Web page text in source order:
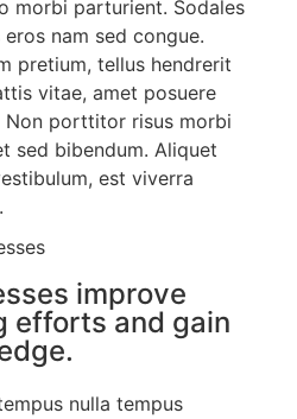
morbi parturient. Sodales
nam sed congue.
pretium, tellus hendrerit
vitae, amet posuere
porttitor risus morbi
sed bibendum. Aliquet
est viverra
improve
efforts and gain
nulla tempus